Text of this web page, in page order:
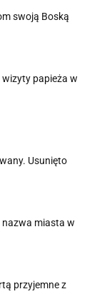
swoją Boską
papieża w
Usunięto
nazwa miasta w
przyjemne z